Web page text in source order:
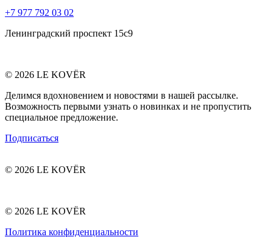
+7 977 792 03 02
Ленинградский проспект 15с9
© 2026 LE KOVËR
Делимся вдохновением и новостями в нашей рассылке.
Возможность первыми узнать о новинках и не пропустить
специальное предложение.
Подписаться
© 2026 LE KOVËR
© 2026 LE KOVËR
Политика конфиденциальности